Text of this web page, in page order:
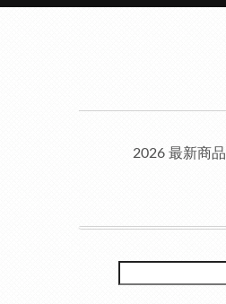
2026 最新商品